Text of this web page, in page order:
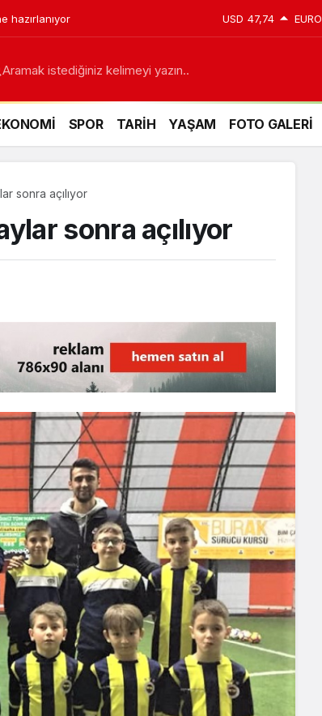
hazırlanıyor USD 47,74 EURO
Aramak istediğiniz kelimeyi yazın..
SPOR TARİH YAŞAM FOTO GALERİ
sonra açılıyor
sonra açılıyor
BARTIN
Kumluca, Bartın’da yılın
en iddialı konserine
hazırlanıyor